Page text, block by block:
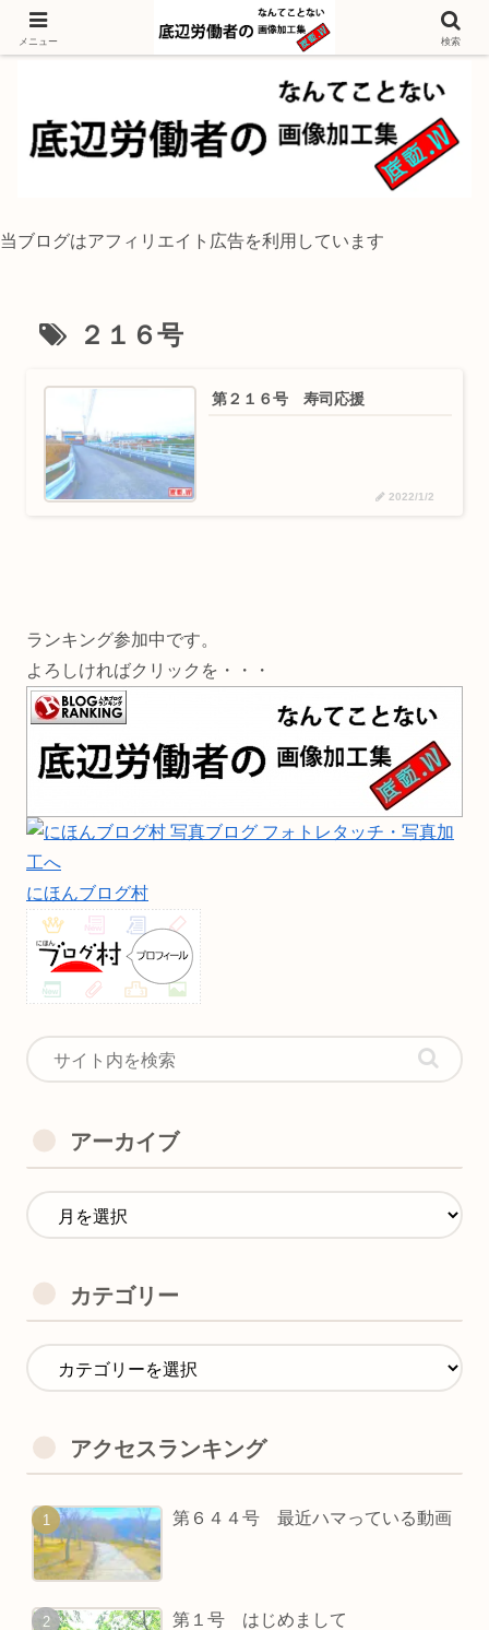
独身底辺おじさんが風景写真をイラスト風に加工するブログ
当ブログはアフィリエイト広告を利用しています
２１６号
第２１６号 寿司応援
2022/1/2
ランキング参加中です。
よろしければクリックを・・・
にほんブログ村
アーカイブ
カテゴリー
アクセスランキング
第６４４号 最近ハマっている動画
第１号 はじめまして
メニュー 検索